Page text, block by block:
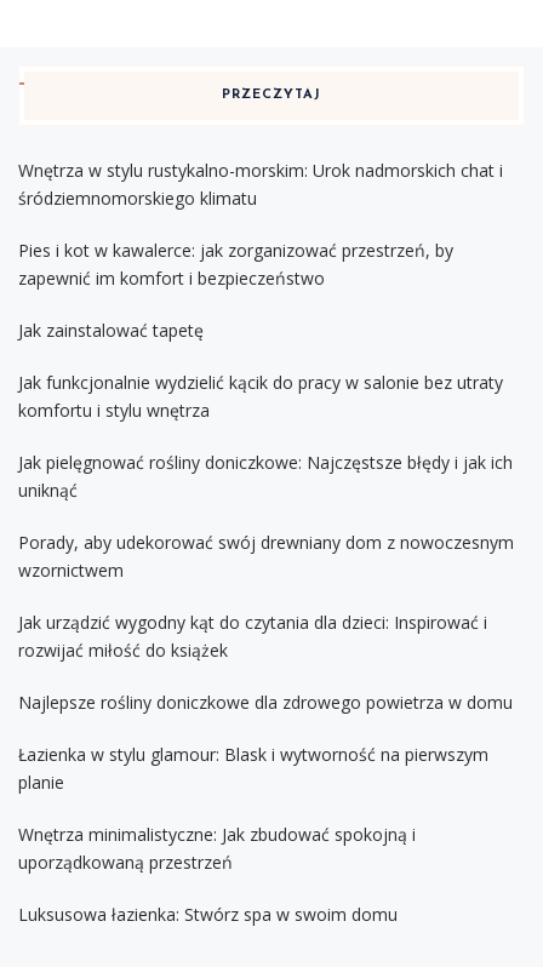
PRZECZYTAJ
Wnętrza w stylu rustykalno-morskim: Urok nadmorskich chat i
śródziemnomorskiego klimatu
Pies i kot w kawalerce: jak zorganizować przestrzeń, by
zapewnić im komfort i bezpieczeństwo
Jak zainstalować tapetę
Jak funkcjonalnie wydzielić kącik do pracy w salonie bez utraty
komfortu i stylu wnętrza
Jak pielęgnować rośliny doniczkowe: Najczęstsze błędy i jak ich
uniknąć
Porady, aby udekorować swój drewniany dom z nowoczesnym
wzornictwem
Jak urządzić wygodny kąt do czytania dla dzieci: Inspirować i
rozwijać miłość do książek
Najlepsze rośliny doniczkowe dla zdrowego powietrza w domu
Łazienka w stylu glamour: Blask i wytworność na pierwszym
planie
Wnętrza minimalistyczne: Jak zbudować spokojną i
uporządkowaną przestrzeń
Luksusowa łazienka: Stwórz spa w swoim domu